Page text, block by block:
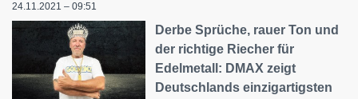
24.11.2021 – 09:51
Derbe Sprüche, rauer Ton und
der richtige Riecher für
Edelmetall: DMAX zeigt
Deutschlands einzigartigsten